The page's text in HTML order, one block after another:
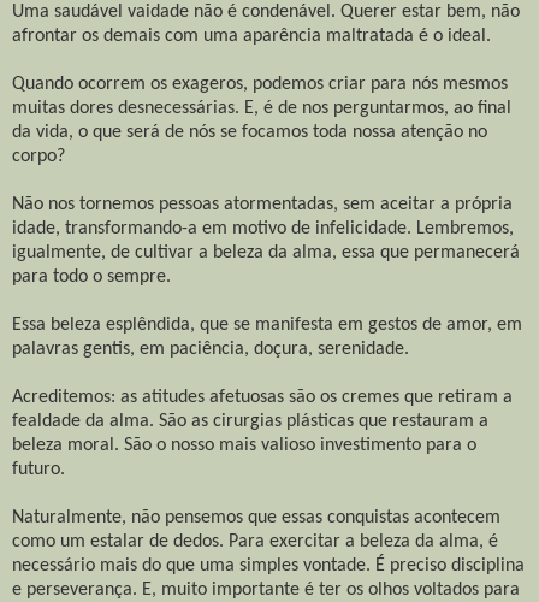
Uma saudável vaidade não é condenável. Querer estar bem, não
afrontar os demais com uma aparência maltratada é o ideal.
Quando ocorrem os exageros, podemos criar para nós mesmos
muitas dores desnecessárias. E, é de nos perguntarmos, ao final
da vida, o que será de nós se focamos toda nossa atenção no
corpo?
Não nos tornemos pessoas atormentadas, sem aceitar a própria
idade, transformando-a em motivo de infelicidade. Lembremos,
igualmente, de cultivar a beleza da alma, essa que permanecerá
para todo o sempre.
Essa beleza esplêndida, que se manifesta em gestos de amor, em
palavras gentis, em paciência, doçura, serenidade.
Acreditemos: as atitudes afetuosas são os cremes que retiram a
fealdade da alma. São as cirurgias plásticas que restauram a
beleza moral. São o nosso mais valioso investimento para o
futuro.
Naturalmente, não pensemos que essas conquistas acontecem
como um estalar de dedos. Para exercitar a beleza da alma, é
necessário mais do que uma simples vontade. É preciso disciplina
e perseverança. E, muito importante é ter os olhos voltados para